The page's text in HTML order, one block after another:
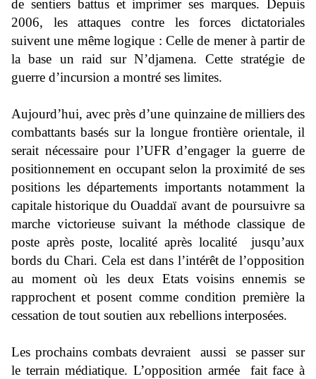
de sentiers battus et imprimer ses marques. Depuis
2006, les attaques contre les forces dictatoriales
suivent une même logique : Celle de mener à partir de
la base un raid sur N’djamena. Cette stratégie de
guerre d’incursion a montré ses limites.
Aujourd’hui, avec près d’une quinzaine de milliersdes
combattants basés sur la longue frontière orientale, il
serait nécessaire pour l’UFR d’engager la guerre de
positionnement en occupant selon la proximité de ses
positions les départements importants notamment la
capitale historique du Ouaddaï avant de poursuivre sa
marche victorieuse suivant la méthode classique de
poste après poste, localité après localité jusqu’aux
bords du Chari. Cela est dans l’intérêt de l’opposition
au moment où les deux Etats voisins ennemis se
rapprochent et posent comme condition première la
cessation de tout soutien aux rebellionsinterposées.
Les prochains combats devraient aussi se passer sur
le terrain médiatique. L’opposition armée fait face à